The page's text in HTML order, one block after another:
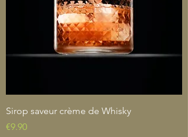
Sirop saveur crème de Whisky
価格
€9.90